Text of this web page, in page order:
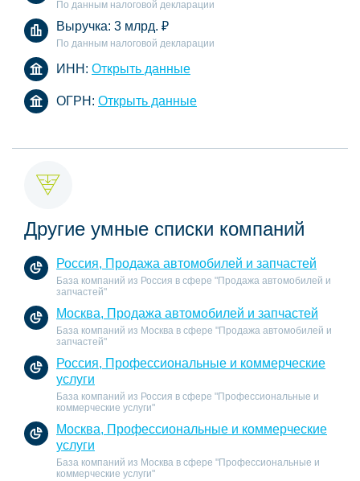
По данным налоговой декларации
Выручка: 3 млрд. ₽
По данным налоговой декларации
ИНН: Открыть данные
ОГРН: Открыть данные
Другие умные списки компаний
Россия, Продажа автомобилей и запчастей
База компаний из Россия в сфере "Продажа автомобилей и
запчастей"
Москва, Продажа автомобилей и запчастей
База компаний из Москва в сфере "Продажа автомобилей и
запчастей"
Россия, Профессиональные и коммерческие
услуги
База компаний из Россия в сфере "Профессиональные и
коммерческие услуги"
Москва, Профессиональные и коммерческие
услуги
База компаний из Москва в сфере "Профессиональные и
коммерческие услуги"